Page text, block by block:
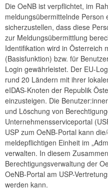
Die OeNB ist verpflichtet, im
meldungsübermittelnde Person
sicherzustellen, dass diese
zur Meldungsübermittlung
Identifikation wird in Österreich
(Basisfunktion) bzw. für
Login gewährleistet. Der EU-
rund 20 Ländern mit ihrer
eIDAS-Knoten der Republik
einzusteigen. Die
und Löschung von
Unternehmensserviceportal
USP zum OeNB-Portal kann
meldepflichtigen Einheit im
verwalten. In diesem
Berechtigungsverwaltung der
OeNB-Portal am USP-
werden kann.